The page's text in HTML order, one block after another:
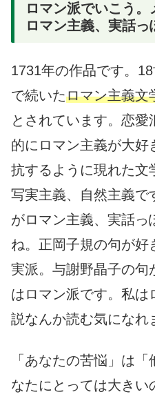
ロマン派でいこう
ロマン主義、実話
1731年の作品です。
で続いたロマン主義文
とされています。恋愛
的にロマン主義が大好
抗するように現れた文
写実主義、自然主義で
がロマン主義、実話っ
ね。正岡子規の句が好
実派。与謝野晶子の句
はロマン派です。私は
説なんか読む気になれ
「あなたの苦悩」は
なたにとっては大きい